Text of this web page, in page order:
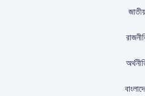
জাতীয়
অপেক্ষায়